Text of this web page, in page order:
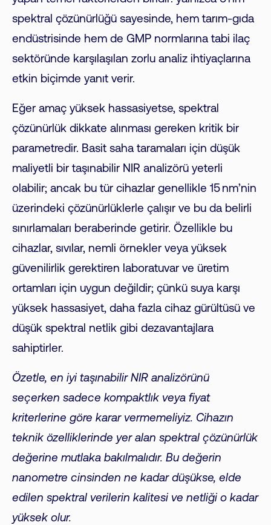
spektral çözünürlüğü sayesinde, hem tarım-gıda
endüstrisinde hem de GMP normlarına tabi ilaç
sektöründe karşılaşılan zorlu analiz ihtiyaçlarına
etkin biçimde yanıt verir.
Eğer amaç yüksek hassasiyetse, spektral
çözünürlük dikkate alınması gereken kritik bir
parametredir. Basit saha taramaları için düşük
maliyetli bir taşınabilir NIR analizörü yeterli
olabilir; ancak bu tür cihazlar genellikle 15 nm’nin
üzerindeki çözünürlüklerle çalışır ve bu da belirli
sınırlamaları beraberinde getirir. Özellikle bu
cihazlar, sıvılar, nemli örnekler veya yüksek
güvenilirlik gerektiren laboratuvar ve üretim
ortamları için uygun değildir; çünkü suya karşı
yüksek hassasiyet, daha fazla cihaz gürültüsü ve
düşük spektral netlik gibi dezavantajlara
sahiptirler.
Özetle, en iyi taşınabilir NIR analizörünü
seçerken sadece kompaktlık veya fiyat
kriterlerine göre karar vermemeliyiz. Cihazın
teknik özelliklerinde yer alan spektral çözünürlük
değerine mutlaka bakılmalıdır. Bu değerin
nanometre cinsinden ne kadar düşükse, elde
edilen spektral verilerin kalitesi ve netliği o kadar
yüksek olur.